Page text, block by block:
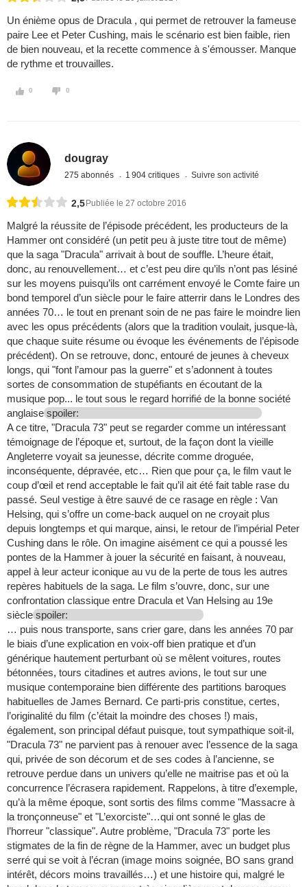
Un énième opus de Dracula , qui permet de retrouver la fameuse
paire Lee et Peter Cushing, mais le scénario est bien faible, rien
de bien nouveau, et la recette commence à s'émousser. Manque
de rythme et trouvailles.
0 0
dougray
275 abonnés 1 904 critiques Suivre son activité
2,5 Publiée le 27 octobre 2016
Malgré la réussite de l’épisode précédent, les producteurs de la
Hammer ont considéré (un petit peu à juste titre tout de même)
que la saga "Dracula" arrivait à bout de souffle. L’heure était,
donc, au renouvellement… et c’est peu dire qu’ils n’ont pas lésiné
sur les moyens puisqu’ils ont carrément envoyé le Comte faire un
bond temporel d’un siècle pour le faire atterrir dans le Londres des
années 70… le tout en prenant soin de ne pas faire le moindre lien
avec les opus précédents (alors que la tradition voulait, jusque-là,
que chaque suite résume ou évoque les événements de l’épisode
précédent). On se retrouve, donc, entouré de jeunes à cheveux
longs, qui "font l’amour pas la guerre" et s’adonnent à toutes
sortes de consommation de stupéfiants en écoutant de la
musique pop... le tout sous le regard horrifié de la bonne société
anglaise spoiler:
A ce titre, "Dracula 73" peut se regarder comme un intéressant
témoignage de l’époque et, surtout, de la façon dont la vieille
Angleterre voyait sa jeunesse, décrite comme droguée,
inconséquente, dépravée, etc… Rien que pour ça, le film vaut le
coup d’œil et rend acceptable le fait qu’il ait été fait table rase du
passé. Seul vestige à être sauvé de ce rasage en règle : Van
Helsing, qui s’offre un come-back auquel on ne croyait plus
depuis longtemps et qui marque, ainsi, le retour de l’impérial Peter
Cushing dans le rôle. On imagine aisément ce qui a poussé les
pontes de la Hammer à jouer la sécurité en faisant, à nouveau,
appel à leur acteur iconique au vu de la perte de tous les autres
repères habituels de la saga. Le film s’ouvre, donc, sur une
confrontation classique entre Dracula et Van Helsing au 19e
siècle spoiler:
… puis nous transporte, sans crier gare, dans les années 70 par
le biais d’une explication en voix-off bien pratique et d’un
générique hautement perturbant où se mêlent voitures, routes
bétonnées, tours citadines et autres avions, le tout sur une
musique contemporaine bien différente des partitions baroques
habituelles de James Bernard. Ce parti-pris constitue, certes,
l’originalité du film (c’était la moindre des choses !) mais,
également, son principal défaut puisque, tout sympathique soit-il,
"Dracula 73" ne parvient pas à renouer avec l’essence de la saga
qui, privée de son décorum et de ses codes à l’ancienne, se
retrouve perdue dans un univers qu’elle ne maitrise pas et où la
concurrence l’écrasera rapidement. Rappelons, à titre d’exemple,
qu’à la même époque, sont sortis des films comme "Massacre à
la tronçonneuse" et "L’exorciste"…qui ont sonné le glas de
l’horreur "classique". Autre problème, "Dracula 73" porte les
stigmates de la fin de règne de la Hammer, avec un budget plus
serré qui se voit à l’écran (image moins soignée, BO sans grand
intérêt, décors moins travaillés…) et une histoire qui, malgré le